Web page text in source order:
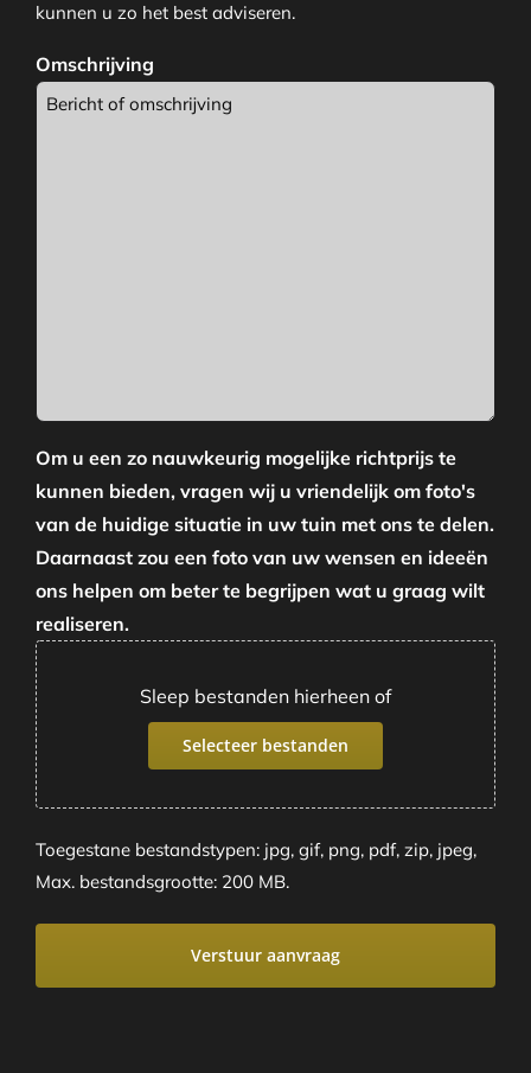
kunnen u zo het best adviseren.
Omschrijving
Om u een zo nauwkeurig mogelijke richtprijs te
kunnen bieden, vragen wij u vriendelijk om foto's
van de huidige situatie in uw tuin met ons te delen.
Daarnaast zou een foto van uw wensen en ideeën
ons helpen om beter te begrijpen wat u graag wilt
realiseren.
Sleep bestanden hierheen of
Selecteer bestanden
Toegestane bestandstypen: jpg, gif, png, pdf, zip, jpeg,
Max. bestandsgrootte: 200 MB.